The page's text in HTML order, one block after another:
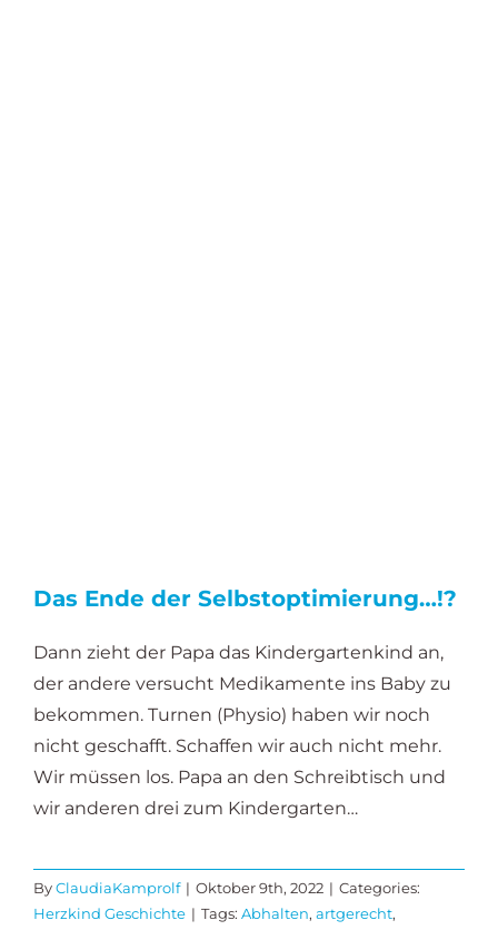
Das Ende der Selbstoptimierung…!?
Dann zieht der Papa das Kindergartenkind an,
der andere versucht Medikamente ins Baby zu
bekommen. Turnen (Physio) haben wir noch
nicht geschafft. Schaffen wir auch nicht mehr.
Wir müssen los. Papa an den Schreibtisch und
wir anderen drei zum Kindergarten…
ByClaudiaKamprolf | Oktober 9th, 2022 | Categories:
Herzkind Geschichte | Tags: Abhalten, artgerecht,